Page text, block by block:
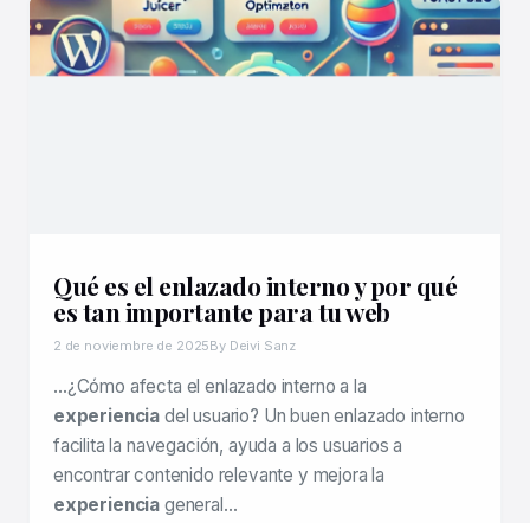
Qué es el enlazado interno y por qué
es tan importante para tu web
2 de noviembre de 2025By Deivi Sanz
…¿Cómo afecta el enlazado interno a la
experiencia del usuario? Un buen enlazado interno
facilita la navegación, ayuda a los usuarios a
encontrar contenido relevante y mejora la
experiencia general…